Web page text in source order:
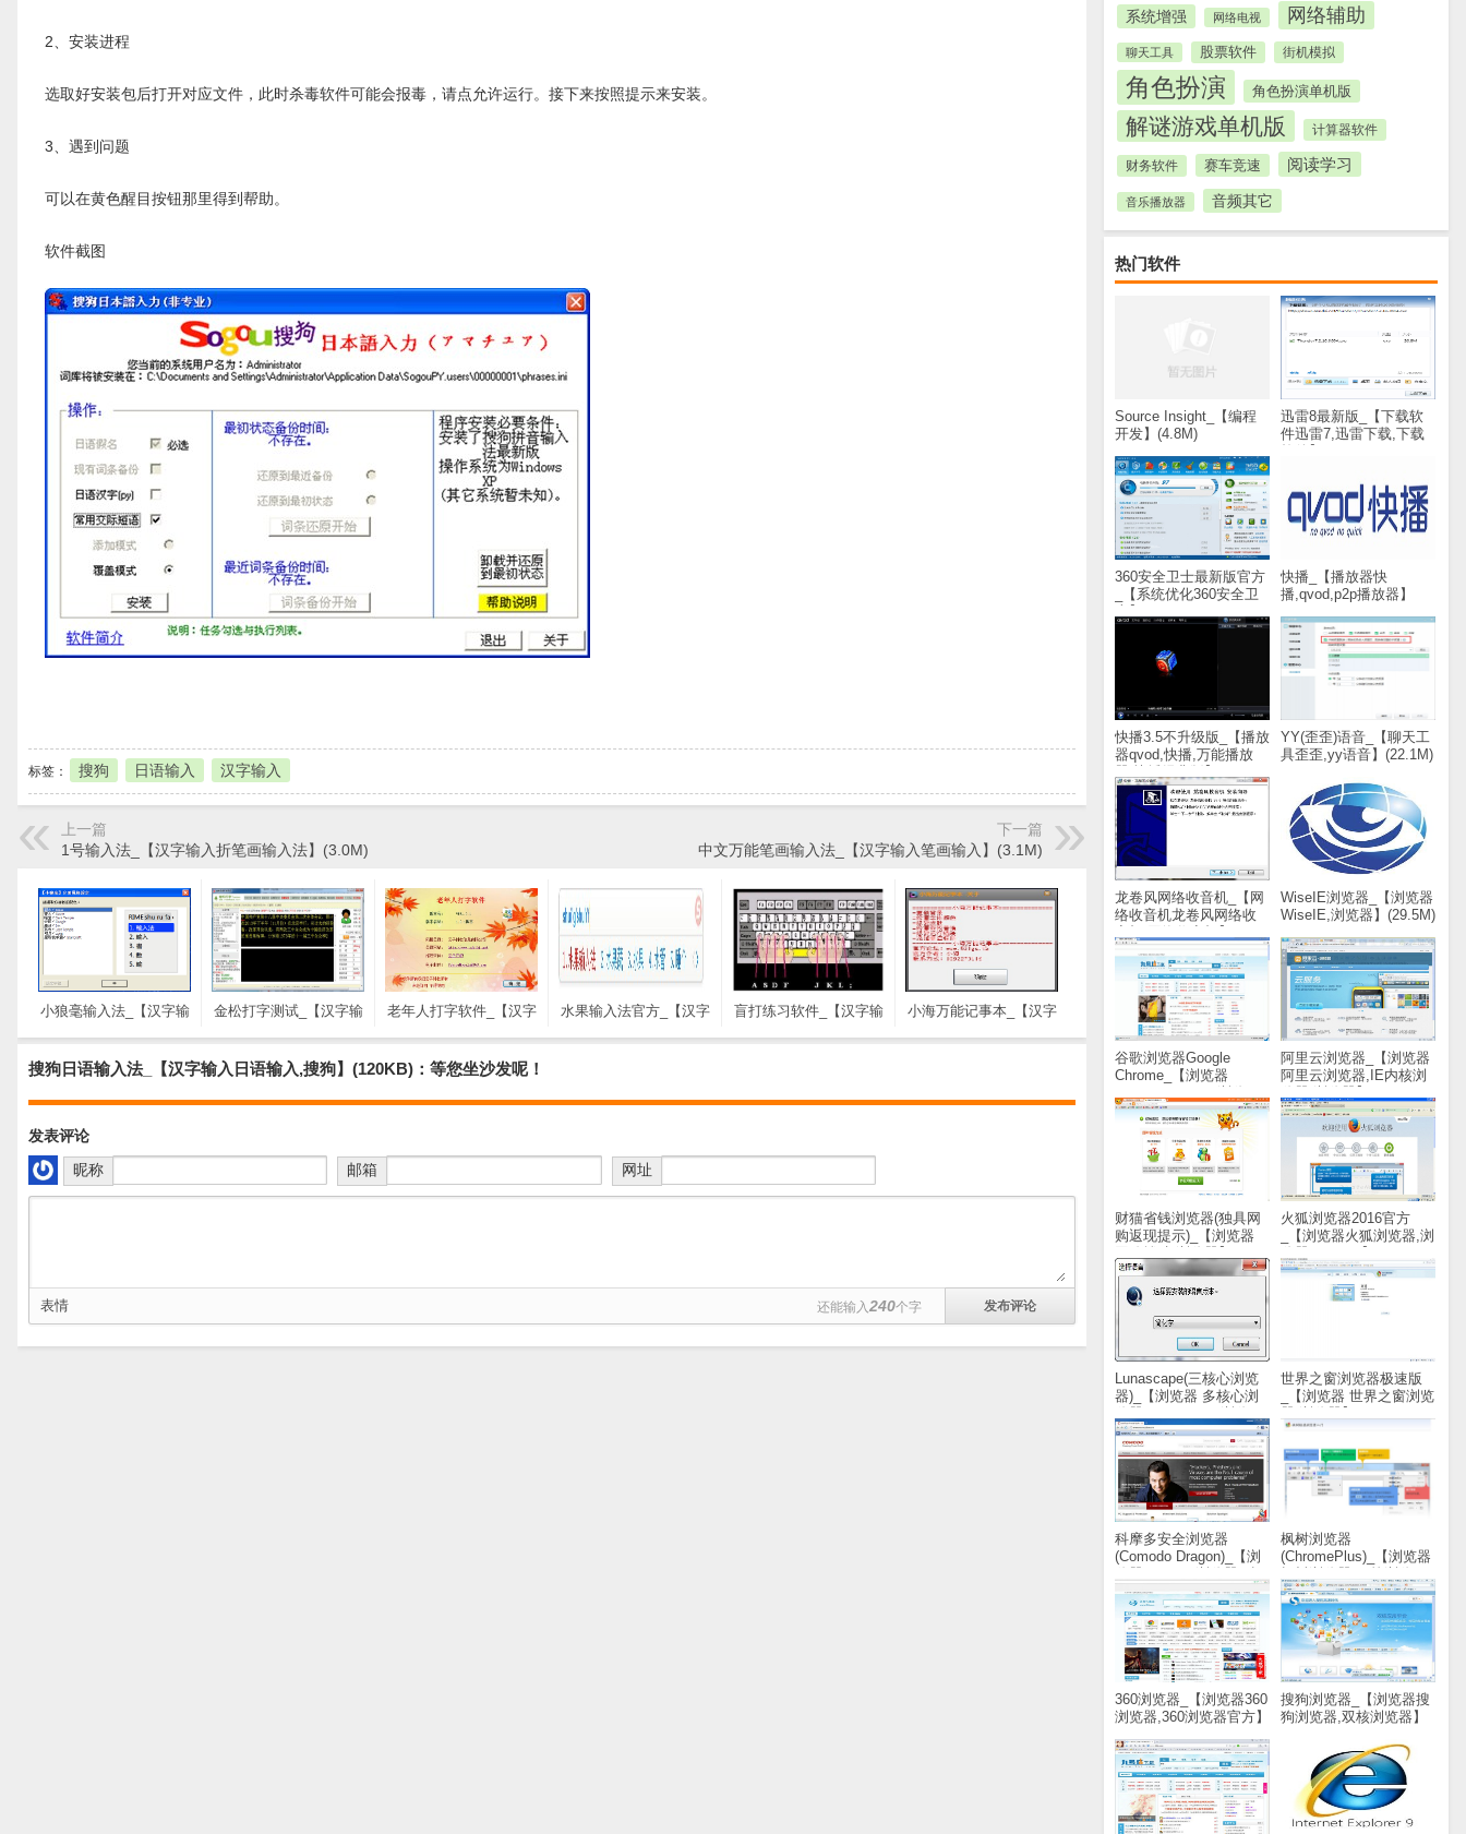
系统增强 网络电视 网络辅助
聊天工具 股票软件 街机模拟
角色扮演 角色扮演单机版
解谜游戏单机版 计算器软件
财务软件 赛车竞速 阅读学习
音乐播放器 音频其它
热门软件
Source Insight_【编程
开发】(4.8M)
迅雷8最新版_【下载软
件迅雷7,迅雷下载,下载
360安全卫士最新版官方
_【系统优化360安全卫
快播_【播放器快
播,qvod,p2p播放器】
快播3.5不升级版_【播放
器qvod,快播,万能播放
YY(歪歪)语音_【聊天工
具歪歪,yy语音】(22.1M)
龙卷风网络收音机_【网
络收音机龙卷风网络收
(1.8M)
WiseIE浏览器_【浏览器
WiseIE,浏览器】(29.5M)
谷歌浏览器Google
Chrome_【浏览器
器】(43.8M)
阿里云浏览器_【浏览器
阿里云浏览器,IE内核浏
财猫省钱浏览器(独具网
购返现提示)_【浏览器
(1.5M)
火狐浏览器2016官方
_【浏览器火狐浏览器,浏
Lunascape(三核心浏览
器)_【浏览器 多核心浏
器】(25.8M)
世界之窗浏览器极速版
_【浏览器 世界之窗浏览
科摩多安全浏览器
(Comodo Dragon)_【浏
摩多浏览器】(52.9M)
枫树浏览器
(ChromePlus)_【浏览器
器】(37.6M)
360浏览器_【浏览器360
浏览器,360浏览器官方】
搜狗浏览器_【浏览器搜
狗浏览器,双核浏览器】
2、安装进程
选取好安装包后打开对应文件，此时杀毒软件可能会报毒，请点允许运行。接下来按照提示来安装。
3、遇到问题
可以在黄色醒目按钮那里得到帮助。
软件截图
标签： 搜狗 日语输入 汉字输入
上一篇
1号输入法_【汉字输入折笔画输入法】(3.0M)
下一篇
中文万能笔画输入法_【汉字输入笔画输入】(3.1M)
小狼毫输入法_【汉字输
金松打字测试_【汉字输
老年人打字软件_【汉字
法】(345KB)
水果输入法官方_【汉字
盲打练习软件_【汉字输
小海万能记事本_【汉字
搜狗日语输入法_【汉字输入日语输入,搜狗】(120KB)：等您坐沙发呢！
发表评论
昵称
邮箱 网址
表情 还能输入240个字